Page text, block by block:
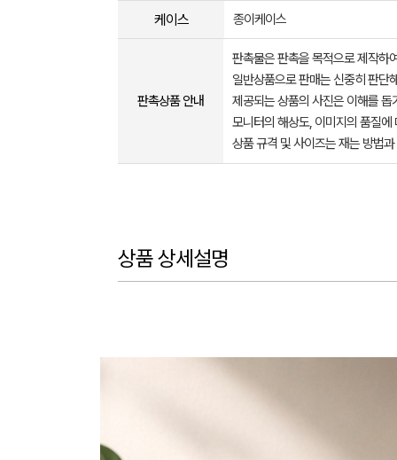
케이스 종이케이스
판촉상품 안내
판촉물은 판촉을 목적으로 제작하
일반상품으로 판매는 신중히 판단
제공되는 상품의 사진은 이해를
모니터의 해상도, 이미지의 품질
상품 규격 및 사이즈는 재는 방법
상품 상세설명